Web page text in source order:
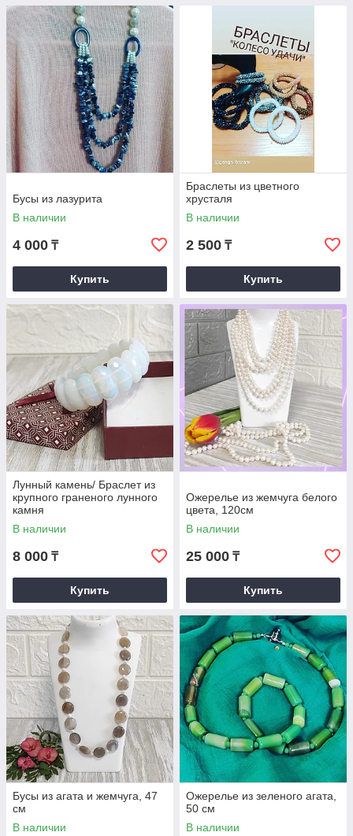
Бусы из лазурита
В наличии
4 000 ₸
Купить
Браслеты из цветного
хрусталя
В наличии
2 500 ₸
Купить
Лунный камень/ Браслет из
крупного граненого лунного
камня
В наличии
8 000 ₸
Купить
Ожерелье из жемчуга белого
цвета, 120см
В наличии
25 000 ₸
Купить
Бусы из агата и жемчуга, 47
см
В наличии
Ожерелье из зеленого агата,
50 см
В наличии